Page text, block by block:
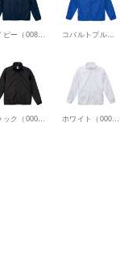
ネイビー（0086） コバルトブルー（0084）
ブラック（0002） ホワイト（0001）